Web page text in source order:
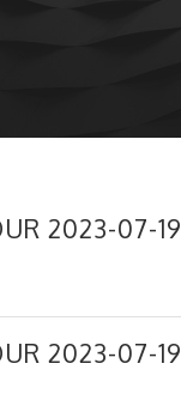
2023-07-19
2023-07-19